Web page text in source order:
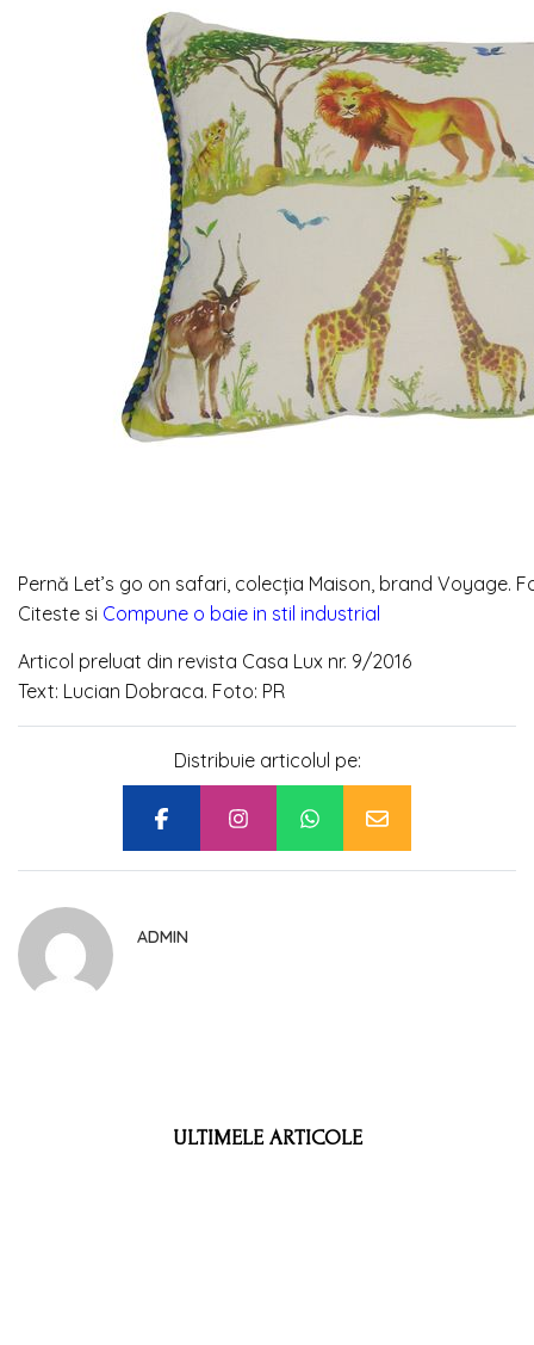
Pernă Let’s go on safari, colecția Maison, brand Voyage.
Citeste si Compune o baie in stil industrial
Articol preluat din revista Casa Lux nr. 9/2016
Text: Lucian Dobraca. Foto: PR
Distribuie articolul pe:
ADMIN
ULTIMELE ARTICOLE